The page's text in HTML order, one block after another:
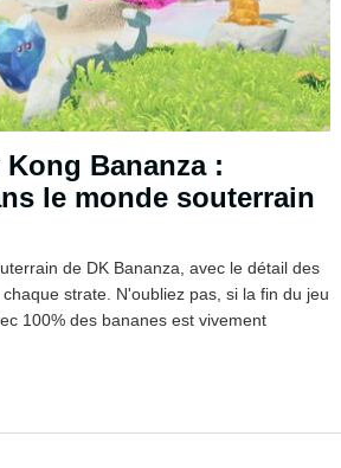
Bananza :
le monde souterrain
de DK Bananza, avec le détail des
strate. N'oubliez pas, si la fin du jeu
100% des bananes est vivement